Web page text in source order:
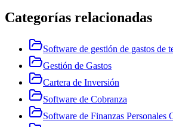
Categorías relacionadas
Software de gestión de gastos de
Gestión de Gastos
Cartera de Inversión
Software de Cobranza
Software de Finanzas Personales